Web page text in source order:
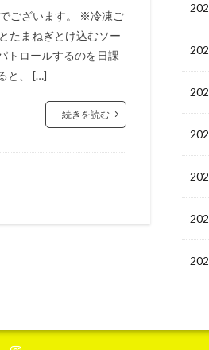
ございます。 ※冷凍ご
たまねぎとけ込むソー
トロールするのを日課
と、 […]
続きを読む